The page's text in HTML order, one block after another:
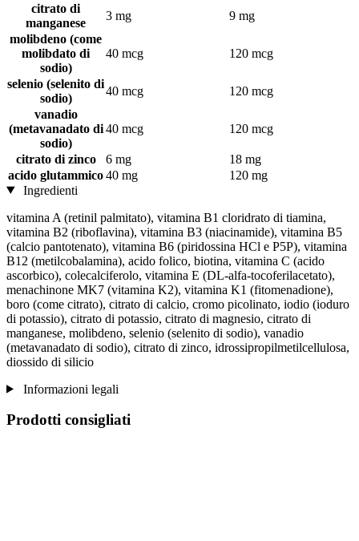
citrato di
manganese
3 mg
9 mg
molibdeno (come
molibdato di
sodio)
40 mcg 120 mcg
selenio (selenito di
sodio)
40 mcg
120 mcg
vanadio
(metavanadato di
sodio)
40 mcg 120 mcg
citrato di zinco 6 mg
18 mg
acido glutammico40 mg
120 mg
Ingredienti
vitamina A (retinil palmitato), vitamina B1 cloridrato di tiamina,
vitamina B2 (riboflavina), vitamina B3 (niacinamide), vitamina B5
(calcio pantotenato), vitamina B6 (piridossina HCl e P5P), vitamina
B12 (metilcobalamina), acido folico, biotina, vitamina C (acido
ascorbico), colecalciferolo, vitamina E (DL-alfa-tocoferilacetato),
menachinone MK7 (vitamina K2), vitamina K1 (fitomenadione),
boro (come citrato), citrato di calcio, cromo picolinato, iodio (ioduro
di potassio), citrato di potassio, citrato di magnesio, citrato di
manganese, molibdeno, selenio (selenito di sodio), vanadio
(metavanadato di sodio), citrato di zinco, idrossipropilmetilcellulosa,
diossido di silicio
Informazioni legali
Prodotti consigliati